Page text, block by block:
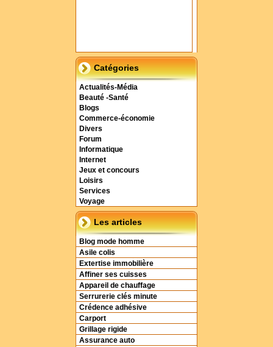
Catégories
Actualités-Média
Beauté -Santé
Blogs
Commerce-économie
Divers
Forum
Informatique
Internet
Jeux et concours
Loisirs
Services
Voyage
Les articles
Blog mode homme
Asile colis
Extertise immobilière
Affiner ses cuisses
Appareil de chauffage
Serrurerie clés minute
Crédence adhésive
Carport
Grillage rigide
Assurance auto